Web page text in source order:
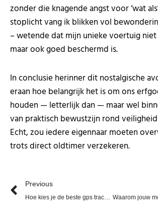
zonder die knagende angst voor ‘wat
stoplicht vang ik blikken vol
– wetende dat mijn unieke voertuig
maar ook goed beschermd is.
In conclusie herinner dit nostalgische
eraan hoe belangrijk het is om ons
houden — letterlijk dan — maar wel
van praktisch bewustzijn rond
Echt, zou iedere eigennaar moeten
trots direct oldtimer verzekeren.
Prev
Previous